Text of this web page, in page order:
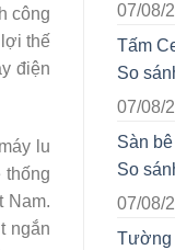
công
thế
điện
lu
thống
Nam.
ngắn
07/08/
Tấm
So
07/08/
Sàn
So
07/08/
Tường